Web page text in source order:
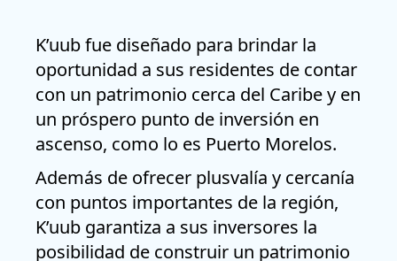
K’uub fue diseñado para brindar la
oportunidad a sus residentes de contar
con un patrimonio cerca del Caribe y en
un próspero punto de inversión en
ascenso, como lo es Puerto Morelos.
Además de ofrecer plusvalía y cercanía
con puntos importantes de la región,
K’uub garantiza a sus inversores la
posibilidad de construir un patrimonio